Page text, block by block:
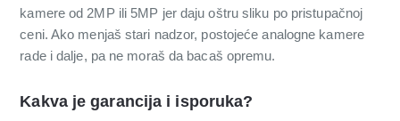
kamere od 2MP ili 5MP jer daju oštru sliku po pristupačnoj
ceni. Ako menjaš stari nadzor, postojeće analogne kamere
rade i dalje, pa ne moraš da bacaš opremu.
Kakva je garancija i isporuka?